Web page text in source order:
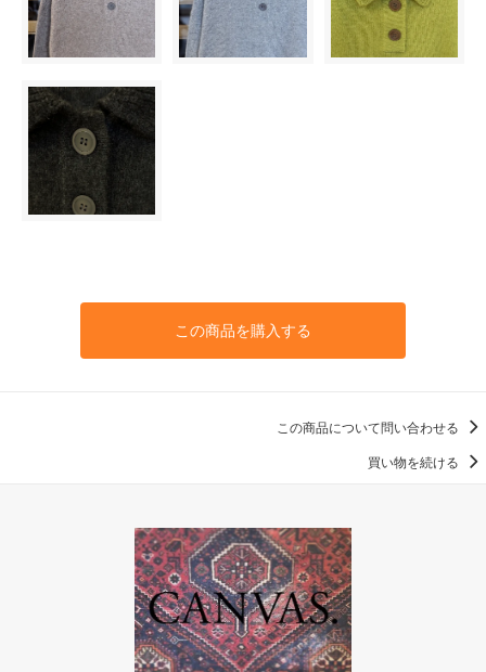
この商品を購入する
この商品について問い合わせる
買い物を続ける